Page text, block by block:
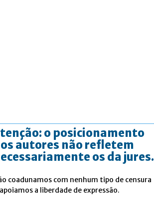
o posicionamento
autores não refletem
os da jures.
coadunamos com nenhum tipo de censura
a liberdade de expressão.